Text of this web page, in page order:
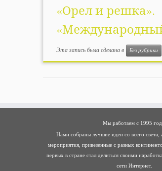
«Орел и решка».
Эта запись была сделана в Без рубрики
Мы работаем с 1995
Нами собраны лучшие идеи со всего света,
мероприятия, привезенные с разных
первых в стране стал делиться своими
сети Интернет.